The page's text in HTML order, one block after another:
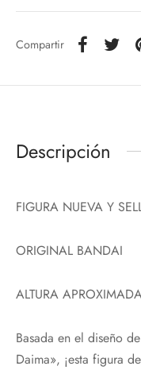
Compartir
Descripción
FIGURA NUEVA Y
ORIGINAL BANDAI
ALTURA
Basada en el diseño
Daima», ¡esta figura